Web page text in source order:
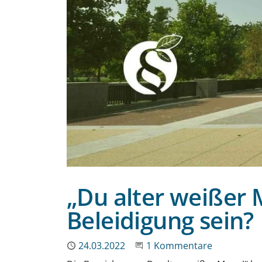
„Du alter weißer
Beleidigung sein?
Publiziert
24.03.2022 An der Unterhaltung
1 Kommentare